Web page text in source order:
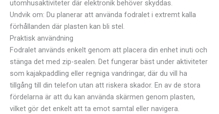
utomhusaktiviteter där elektronik behöver skyddas.
Undvik om: Du planerar att använda fodralet i extremt kalla
förhållanden där plasten kan bli stel.
Praktisk användning
Fodralet används enkelt genom att placera din enhet inuti och
stänga det med zip-sealen. Det fungerar bäst under aktiviteter
som kajakpaddling eller regniga vandringar, där du vill ha
tillgång till din telefon utan att riskera skador. En av de stora
fördelarna är att du kan använda skärmen genom plasten,
vilket gör det enkelt att ta emot samtal eller navigera.